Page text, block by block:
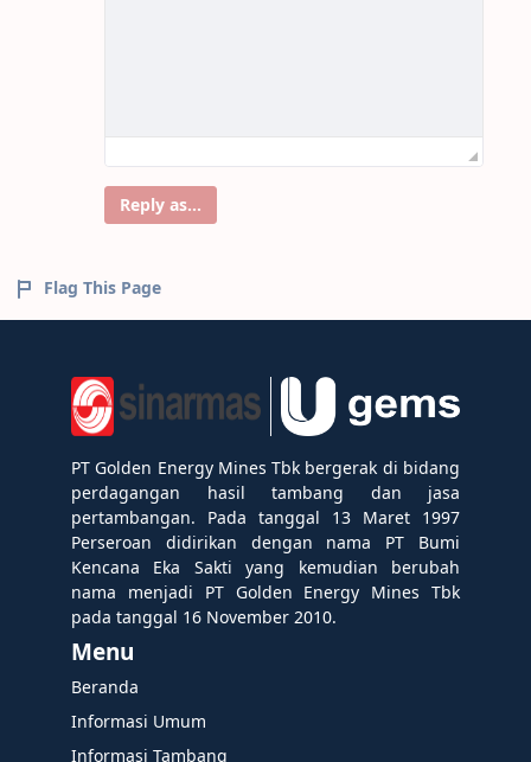
Reply as...
Flag This Page
PT Golden Energy Mines Tbk bergerak di bidang
perdagangan hasil tambang dan jasa
pertambangan. Pada tanggal 13 Maret 1997
Perseroan didirikan dengan nama PT Bumi
Kencana Eka Sakti yang kemudian berubah
nama menjadi PT Golden Energy Mines Tbk
pada tanggal 16 November 2010.
Menu
Beranda
Informasi Umum
Informasi Tambang